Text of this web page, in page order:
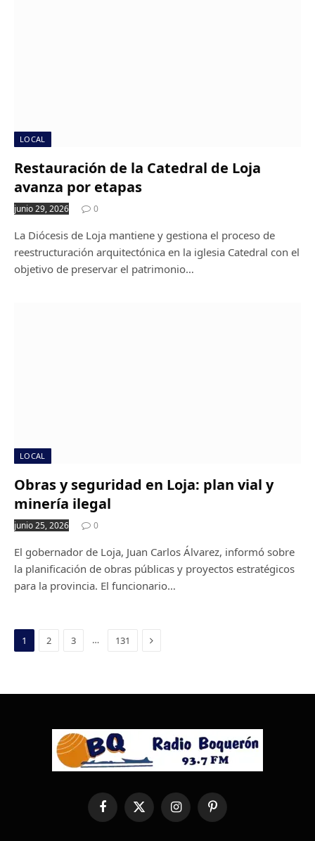
LOCAL
Restauración de la Catedral de Loja
avanza por etapas
junio 29, 2026 0
La Diócesis de Loja mantiene y gestiona el proceso de
reestructuración arquitectónica en la iglesia Catedral con el
objetivo de preservar el patrimonio…
LOCAL
Obras y seguridad en Loja: plan vial y
minería ilegal
junio 25, 2026 0
El gobernador de Loja, Juan Carlos Álvarez, informó sobre
la planificación de obras públicas y proyectos estratégicos
para la provincia. El funcionario…
1 2 3 … 131 Next
FacebookX
(Twitter)
InstagramPinterest